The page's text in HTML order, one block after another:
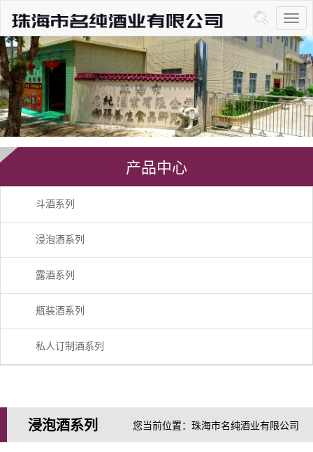
产品中心
斗酒系列
浸泡酒系列
露酒系列
瓶装酒系列
私人订制酒系列
浸泡酒系列 您当前位置：珠海市名纯酒业有限公司